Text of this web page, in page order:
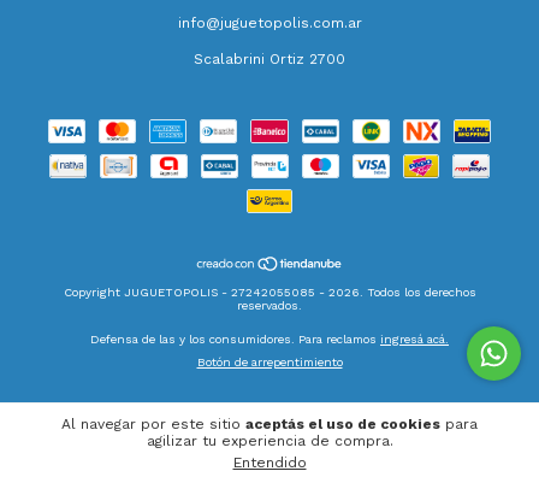
Al navegar por este sitio aceptás el uso de cookies para
agilizar tu experiencia de compra.
Entendido
info@juguetopolis.com.ar
Scalabrini Ortiz 2700
Copyright JUGUETOPOLIS - 27242055085 - 2026. Todos los derechos
reservados.
Defensa de las y los consumidores. Para reclamos ingresá acá.
Botón de arrepentimiento